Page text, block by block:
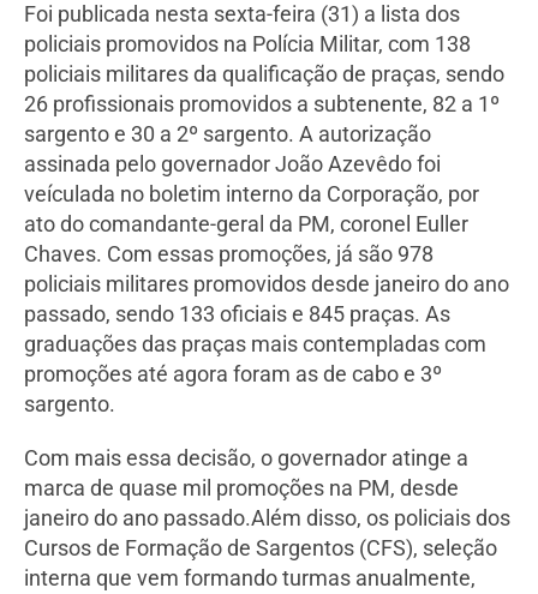
Foi publicada nesta sexta-feira (31) a lista dos
policiais promovidos na Polícia Militar, com 138
policiais militares da qualificação de praças, sendo
26 profissionais promovidos a subtenente, 82 a 1º
sargento e 30 a 2º sargento. A autorização
assinada pelo governador João Azevêdo foi
veículada no boletim interno da Corporação, por
ato do comandante-geral da PM, coronel Euller
Chaves. Com essas promoções, já são 978
policiais militares promovidos desde janeiro do ano
passado, sendo 133 oficiais e 845 praças. As
graduações das praças mais contempladas com
promoções até agora foram as de cabo e 3º
sargento.
Com mais essa decisão, o governador atinge a
marca de quase mil promoções na PM, desde
janeiro do ano passado.Além disso, os policiais dos
Cursos de Formação de Sargentos (CFS), seleção
interna que vem formando turmas anualmente,